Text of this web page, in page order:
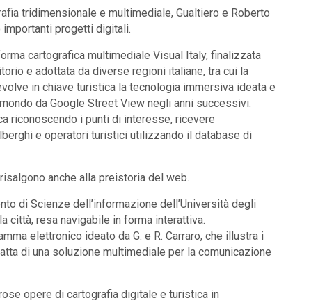
tridimensionale e multimediale, Gualtiero e Roberto
importanti progetti digitali.
cartografica multimediale Visual Italy, finalizzata
e adottata da diverse regioni italiane, tra cui la
in chiave turistica la tecnologia immersiva ideata e
da Google Street View negli anni successivi.
riconoscendo i punti di interesse, ricevere
e operatori turistici utilizzando il database di
anche alla preistoria del web.
di Scienze dell’informazione dell’Università degli
città, resa navigabile in forma interattiva.
elettronico ideato da G. e R. Carraro, che illustra i
di una soluzione multimediale per la comunicazione
opere di cartografia digitale e turistica in